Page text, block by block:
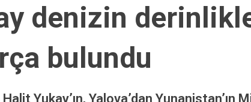
denizin
bulundu
Yukay’ın, Yalova’dan Yunanistan’ın